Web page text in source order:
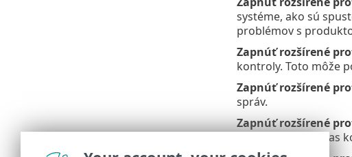
systéme, ako sú
problémov s
Zapnúť rozšírené
kontroly. Toto môže
Zapnúť rozšírené
správ.
Zapnúť rozšírené
ktorým dôjde počas